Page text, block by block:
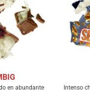
en abundante Intenso